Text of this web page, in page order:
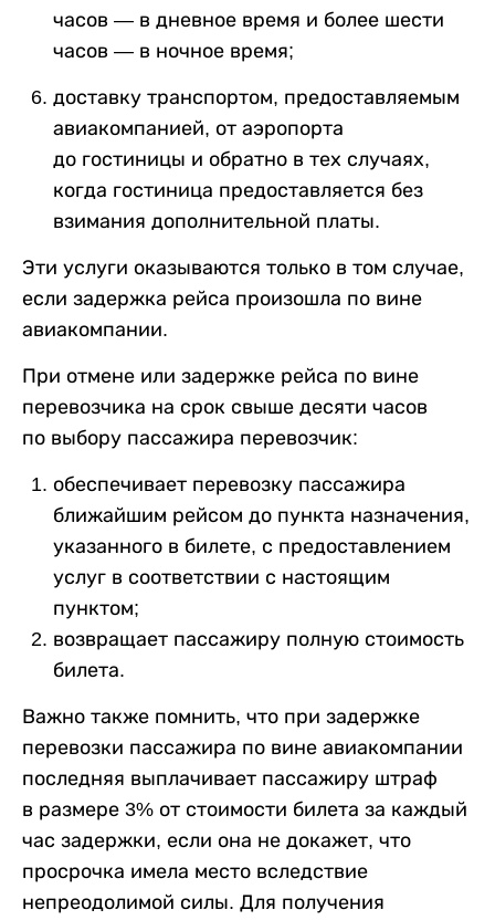
часов — в дневное время и более шести
часов — в ночное время;
доставку транспортом, предоставляемым
авиакомпанией, от аэропорта
до гостиницы и обратно в тех случаях,
когда гостиница предоставляется без
взимания дополнительной платы.
Эти услуги оказываются только в том случае,
если задержка рейса произошла по вине
авиакомпании.
При отмене или задержке рейса по вине
перевозчика на срок свыше десяти часов
по выбору пассажира перевозчик:
обеспечивает перевозку пассажира
ближайшим рейсом до пункта назначения,
указанного в билете, с предоставлением
услуг в соответствии с настоящим
пунктом;
возвращает пассажиру полную стоимость
билета.
Важно также помнить, что при задержке
перевозки пассажира по вине авиакомпании
последняя выплачивает пассажиру штраф
в размере 3% от стоимости билета за каждый
час задержки, если она не докажет, что
просрочка имела место вследствие
непреодолимой силы. Для получения